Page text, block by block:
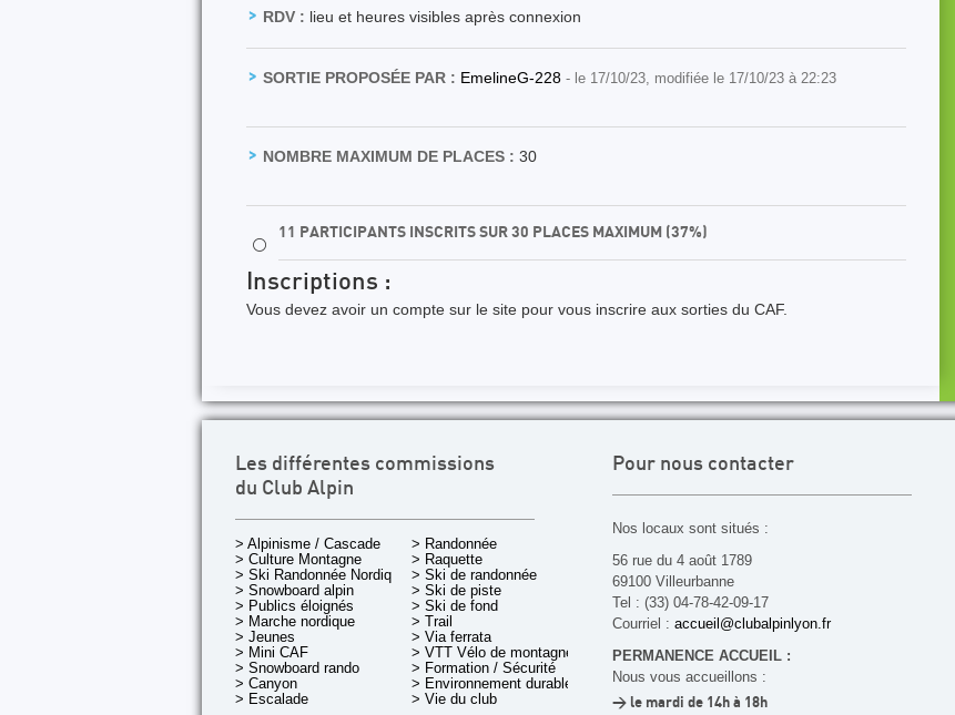
RDV : lieu et heures visibles après connexion
SORTIE PROPOSÉE PAR : EmelineG-228 - le 17/10/23, modifiée le 17/10/23 à 22:23
NOMBRE MAXIMUM DE PLACES : 30
⚪
11 PARTICIPANTS INSCRITS SUR 30 PLACES MAXIMUM (37%)
Inscriptions :
Vous devez avoir un compte sur le site pour vous inscrire aux sorties du CAF.
Les différentes commissions
du Club Alpin
> Alpinisme / Cascade
> Culture Montagne
> Ski Randonnée Nordique
> Snowboard alpin
> Publics éloignés
> Marche nordique
> Jeunes
> Mini CAF
> Snowboard rando
> Canyon
> Escalade
> Randonnée
> Raquette
> Ski de randonnée
> Ski de piste
> Ski de fond
> Trail
> Via ferrata
> VTT Vélo de montagne
> Formation / Sécurité
> Environnement durable
> Vie du club
Pour nous contacter
Nos locaux sont situés :
56 rue du 4 août 1789
69100 Villeurbanne
Tel : (33) 04-78-42-09-17
Courriel : accueil@clubalpinlyon.fr
PERMANENCE ACCUEIL :
Nous vous accueillons :
> le mardi de 14h à 18h